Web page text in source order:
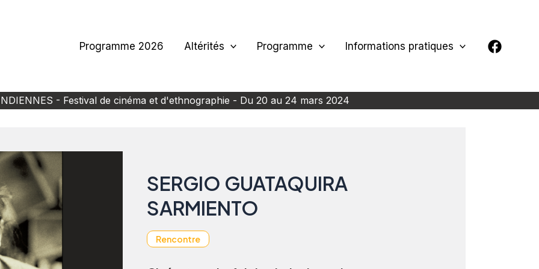
Programme 2026 Altérités Programme Informations pratiques
- Festival de cinéma et d'ethnographie - Du 20 au 24 mars 2024
SERGIO GUATAQUIRA
SARMIENTO
Rencontre